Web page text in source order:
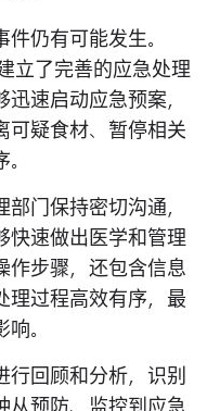
仍有可能发生。
立了完善的应急处理
速启动应急预案，
可疑食材、暂停相关
门保持密切沟通，
快速做出医学和管理
作步骤，还包含信息
理过程高效有序，最
。
行回顾和分析，识别